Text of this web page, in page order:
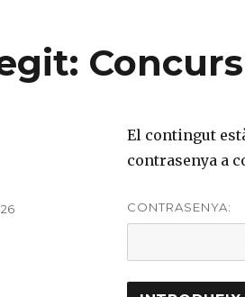
El contingut
contrasenya a
CONTRASENYA: